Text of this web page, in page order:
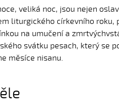
veliká noc, jsou nejen
liturgického církevního roku,
na umučení a
svátku pesach, který se
měsíce nisanu.